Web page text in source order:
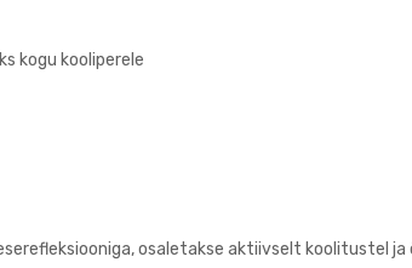
kogu kooliperele
osaletakse aktiivselt koolitustel ja